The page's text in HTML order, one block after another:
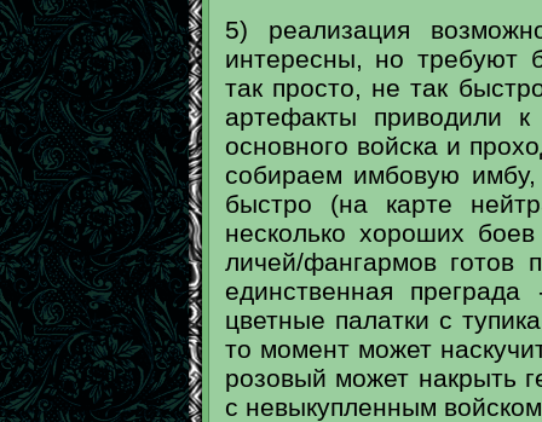
5) реализация
интересны, но требуют
так просто, не так
артефакты приводили
основного войска и
собираем имбовую
быстро (на карте
несколько хороших
личей/фангармов готов
единственная
цветные палатки с
то момент может
розовый может накрыть
с невыкупленным войском